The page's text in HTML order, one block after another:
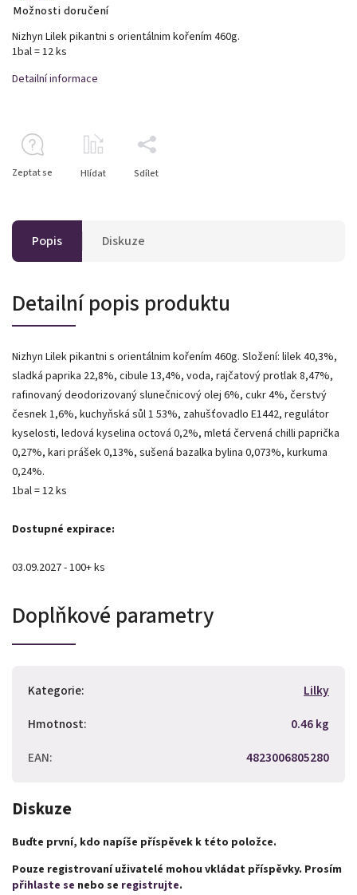
Možnosti doručení
Nizhyn Lilek pikantni s orientálnim kořením 460g.
1bal = 12 ks
Detailní informace
Zeptat se Hlídat Sdílet
Popis Diskuze
Detailní popis produktu
Nizhyn Lilek pikantni s orientálnim kořením 460g. Složení: lilek 40,3%,
sladká paprika 22,8%, cibule 13,4%, voda, rajčatový protlak 8,47%,
rafinovaný deodorizovaný slunečnicový olej 6%, cukr 4%, čerstvý
česnek 1,6%, kuchyňská sůl 1 53%, zahušťovadlo E1442, regulátor
kyselosti, ledová kyselina octová 0,2%, mletá červená chilli paprička
0,27%, kari prášek 0,13%, sušená bazalka bylina 0,073%, kurkuma
0,24%.
1bal = 12 ks
Dostupné expirace:
03.09.2027 - 100+ ks
Doplňkové parametry
Kategorie:
Lilky
Hmotnost:
0.46 kg
EAN: 4823006805280
Diskuze
Buďte první, kdo napíše příspěvek k této položce.
Pouze registrovaní uživatelé mohou vkládat příspěvky. Prosím
přihlaste se nebo se registrujte.